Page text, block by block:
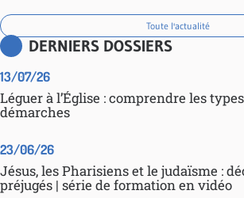
Toute l'actualité
DERNIERS DOSSIERS
13/07/26
Léguer à l’Église : comprendre les
démarches
23/06/26
Jésus, les Pharisiens et le judaïsme :
préjugés | série de formation en vidéo